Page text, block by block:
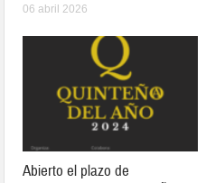
06 abril 2026
Abierto el plazo de